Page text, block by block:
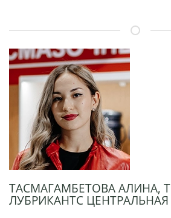
ТАСМАГАМБЕТОВА АЛИНА,
ЛУБРИКАНТС ЦЕНТРАЛЬНАЯ